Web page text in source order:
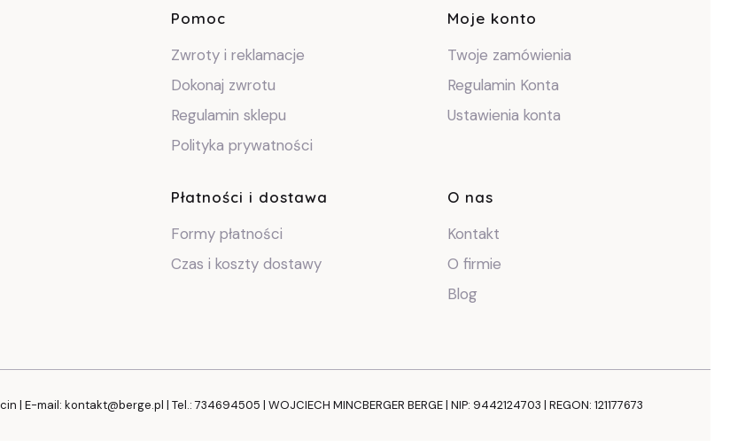
Linki w stopce
Pomoc
Zwroty i reklamacje
Dokonaj zwrotu
Regulamin sklepu
Polityka prywatności
Moje konto
Twoje zamówienia
Regulamin Konta
Ustawienia konta
Płatności i dostawa
Formy płatności
Czas i koszty dostawy
O nas
Kontakt
O firmie
Blog
| E-mail: kontakt@berge.pl | Tel.: 734694505 | WOJCIECH MINCBERGER BERGE | NIP: 9442124703 | REGON: 121177673